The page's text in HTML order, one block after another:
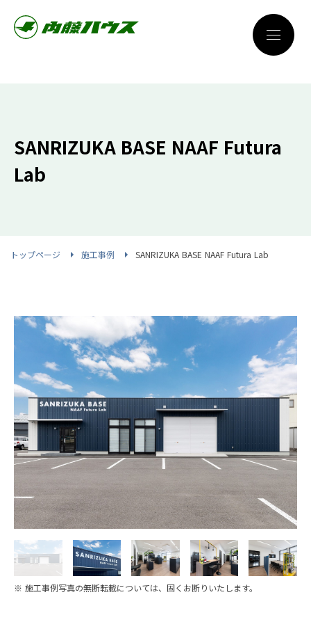
SANRIZUKA BASE NAAF Futura
Lab
トップページ 施工事例 SANRIZUKA BASE NAAF Futura Lab
※ 施工事例写真の無断転載については、固くお断りいたします。